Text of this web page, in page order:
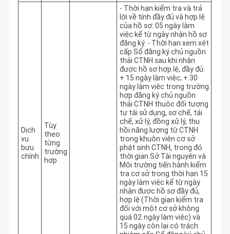
Dịch
vụ
bưu
chính
Tùy
theo
từng
trường
hợp
- Thời hạn kiểm tra và trả
lời về tính đầy đủ và hợp lệ
của hồ sơ: 05 ngày làm
việc kể từ ngày nhận hồ sơ
đăng ký. - Thời hạn xem xét
cấp Sổ đăng ký chủ nguồn
thải CTNH sau khi nhận
được hồ sơ hợp lệ, đầy đủ:
+ 15 ngày làm việc; + 30
ngày làm việc trong trường
hợp đăng ký chủ nguồn
thải CTNH thuộc đối tượng
tự tái sử dụng, sơ chế, tái
chế, xử lý, đồng xử lý, thu
hồi năng lượng từ CTNH
trong khuôn viên cơ sở
phát sinh CTNH, trong đó
thời gian Sở Tài nguyên và
Môi trường tiến hành kiểm
tra cơ sở trong thời hạn 15
ngày làm việc kể từ ngày
nhận được hồ sơ đầy đủ,
hợp lệ (Thời gian kiểm tra
đối với một cơ sở không
quá 02 ngày làm việc) và
15 ngày còn lại có trách